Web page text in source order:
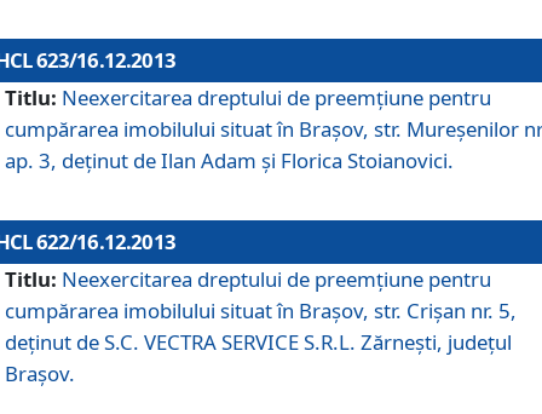
623/16.12.2013
Titlu: Neexercitarea dreptului de preemţiune pentru
cumpărarea imobilului situat în Braşov, str. Mureşenilor
ap. 3, deţinut de Ilan Adam şi Florica Stoianovici.
622/16.12.2013
Titlu: Neexercitarea dreptului de preemţiune pentru
cumpărarea imobilului situat în Braşov, str. Crişan nr. 5,
deţinut de S.C. VECTRA SERVICE S.R.L. Zărneşti, judeţul
Braşov.